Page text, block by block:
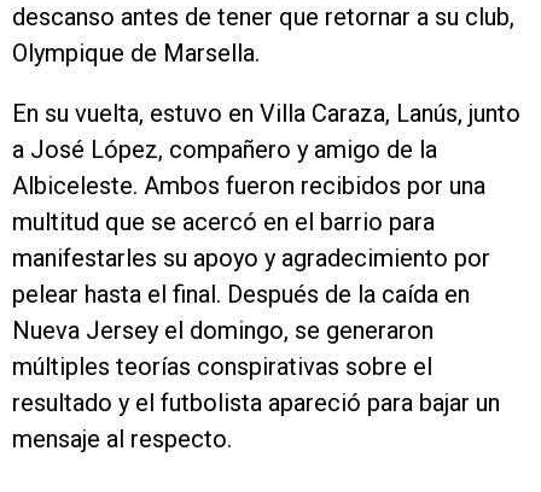
descanso antes de tener que retornar a su club,
Olympique de Marsella.
En su vuelta, estuvo en Villa Caraza, Lanús, junto
a José López, compañero y amigo de la
Albiceleste. Ambos fueron recibidos por una
multitud que se acercó en el barrio para
manifestarles su apoyo y agradecimiento por
pelear hasta el final. Después de la caída en
Nueva Jersey el domingo, se generaron
múltiples teorías conspirativas sobre el
resultado y el futbolista apareció para bajar un
mensaje al respecto.